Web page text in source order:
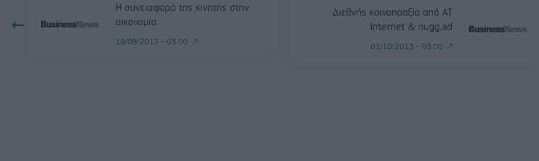
Η συνεισφορά της κινητής στην
οικονομία
18/09/2013 - 03:00
Διεθνής κοινοπραξία από AT
Internet & nugg.ad
01/10/2013 - 03:00